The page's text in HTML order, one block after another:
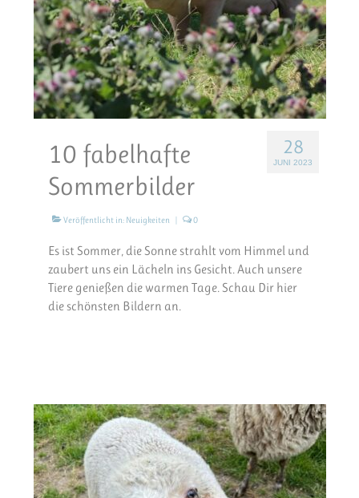
28
JUNI 2023
10 fabelhafte
Sommerbilder
Veröffentlicht in: Neuigkeiten | 0
Es ist Sommer, die Sonne strahlt vom Himmel und
zaubert uns ein Lächeln ins Gesicht. Auch unsere
Tiere genießen die warmen Tage. Schau Dir hier
die schönsten Bildern an.